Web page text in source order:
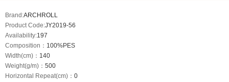
Brand:ARCHROLL
Product Code:JY2019-56
Availability:197
Composition： 100%PES
Width(cm)： 140
Weight(g/m)： 500
Horizontal Repeat(cm)： 0